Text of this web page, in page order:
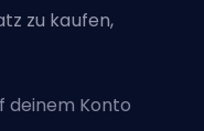
zu kaufen,
Konto